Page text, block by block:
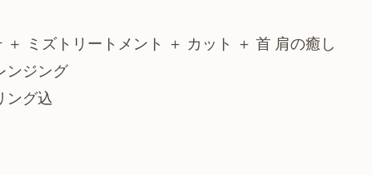
＋ ミズトリートメント ＋ カット ＋ 首 肩の癒し
ンジング
ング込